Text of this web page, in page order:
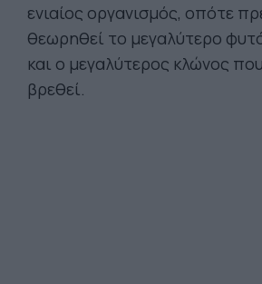
ενιαίος οργανισμός, οπότε
θεωρηθεί το μεγαλύτερο
και ο μεγαλύτερος κλώνος
βρεθεί.